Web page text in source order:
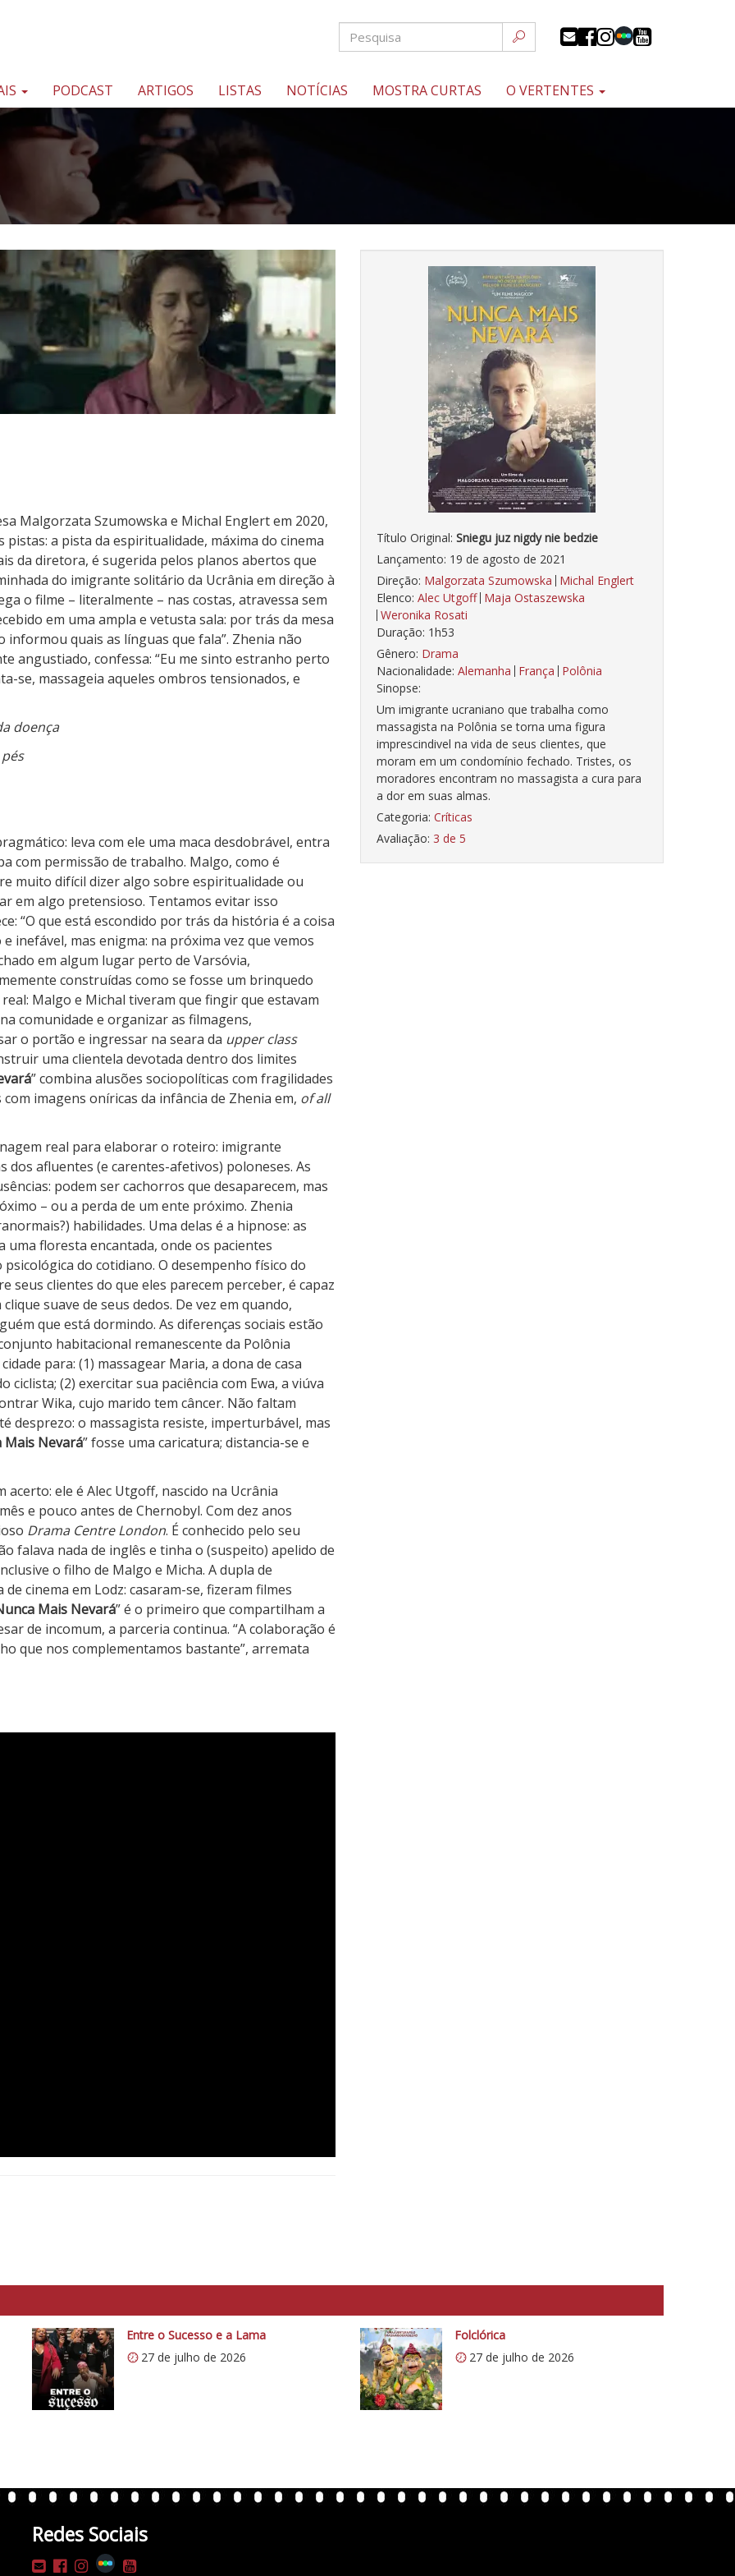
PODCAST ARTIGOS LISTAS NOTÍCIAS MOSTRA CURTAS O VERTENTES
Título Original: Sniegu juz nigdy nie bedzie
Lançamento: 19 de agosto de 2021
Direção: Malgorzata Szumowska Michal Englert
Elenco: Alec Utgoff Maja Ostaszewska
Weronika Rosati
Duração: 1h53
Gênero: Drama
Nacionalidade: Alemanha França Polônia
Sinopse:
Um imigrante ucraniano que trabalha como
massagista na Polônia se torna uma figura
imprescindivel na vida de seus clientes, que
moram em um condomínio fechado. Tristes, os
moradores encontram no massagista a cura para
a dor em suas almas.
Categoria: Críticas
Avaliação: 3 de 5
Malgorzata Szumowska e Michal Englert em 2020,
a pista da espiritualidade, máxima do cinema
da diretora, é sugerida pelos planos abertos que
do imigrante solitário da Ucrânia em direção à
o filme – literalmente – nas costas, atravessa sem
em uma ampla e vetusta sala: por trás da mesa
informou quais as línguas que fala”. Zhenia não
angustiado, confessa: “Eu me sinto estranho perto
se, massageia aqueles ombros tensionados, e
doença
leva com ele uma maca desdobrável, entra
com permissão de trabalho. Malgo, como é
muito difícil dizer algo sobre espiritualidade ou
em algo pretensioso. Tentamos evitar isso
“O que está escondido por trás da história é a coisa
inefável, mas enigma: na próxima vez que vemos
em algum lugar perto de Varsóvia,
construídas como se fosse um brinquedo
Malgo e Michal tiveram que fingir que estavam
comunidade e organizar as filmagens,
o portão e ingressar na seara da upper class
uma clientela devotada dentro dos limites
” combina alusões sociopolíticas com fragilidades
imagens oníricas da infância de Zhenia em, of all
real para elaborar o roteiro: imigrante
afluentes (e carentes-afetivos) poloneses. As
podem ser cachorros que desaparecem, mas
– ou a perda de um ente próximo. Zhenia
habilidades. Uma delas é a hipnose: as
uma floresta encantada, onde os pacientes
do cotidiano. O desempenho físico do
seus clientes do que eles parecem perceber, é capaz
suave de seus dedos. De vez em quando,
que está dormindo. As diferenças sociais estão
habitacional remanescente da Polônia
para: (1) massagear Maria, a dona de casa
(2) exercitar sua paciência com Ewa, a viúva
Wika, cujo marido tem câncer. Não faltam
desprezo: o massagista resiste, imperturbável, mas
Mais Nevará” fosse uma caricatura; distancia-se e
ele é Alec Utgoff, nascido na Ucrânia
e pouco antes de Chernobyl. Com dez anos
Drama Centre London. É conhecido pelo seu
falava nada de inglês e tinha o (suspeito) apelido de
o filho de Malgo e Micha. A dupla de
cinema em Lodz: casaram-se, fizeram filmes
Mais Nevará” é o primeiro que compartilham a
de incomum, a parceria continua. “A colaboração é
que nos complementamos bastante”, arremata
Entre o Sucesso e a Lama
27 de julho de 2026
Folclórica
27 de julho de 2026
Redes Sociais